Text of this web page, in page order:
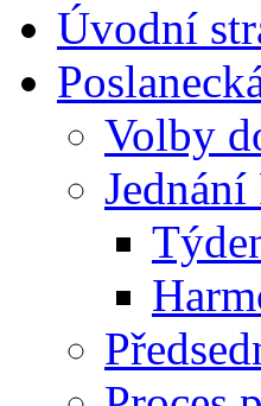
Úvodní
Volby
Jednání